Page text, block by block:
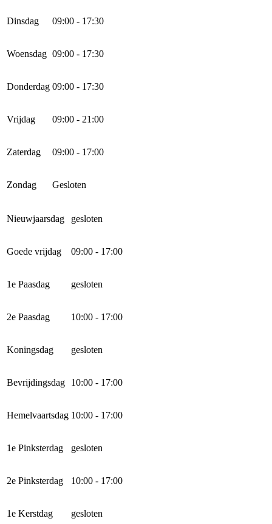
Dinsdag 09:00 - 17:30
Woensdag 09:00 - 17:30
Donderdag 09:00 - 17:30
Vrijdag 09:00 - 21:00
Zaterdag 09:00 - 17:00
Zondag Gesloten
Nieuwjaarsdag gesloten
Goede vrijdag 09:00 - 17:00
1e Paasdag gesloten
2e Paasdag 10:00 - 17:00
Koningsdag gesloten
Bevrijdingsdag 10:00 - 17:00
Hemelvaartsdag 10:00 - 17:00
1e Pinksterdag gesloten
2e Pinksterdag 10:00 - 17:00
1e Kerstdag gesloten